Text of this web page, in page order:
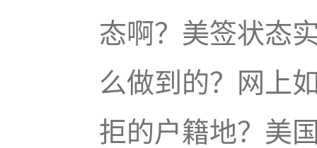
态啊？美签状态
么做到的？网上
拒的户籍地？美